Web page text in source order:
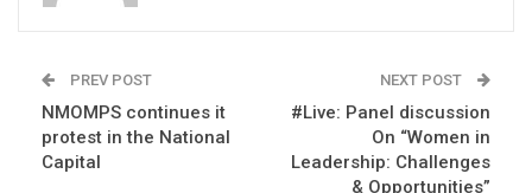
PREV POST
NMOMPS continues it
protest in the National
Capital
NEXT POST
#Live: Panel discussion
On “Women in
Leadership: Challenges
& Opportunities”